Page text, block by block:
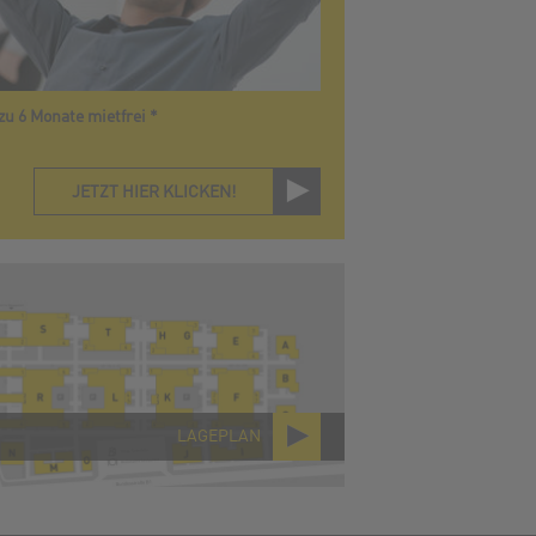
6 Monate mietfrei *
JETZT HIER KLICKEN!
LAGEPLAN